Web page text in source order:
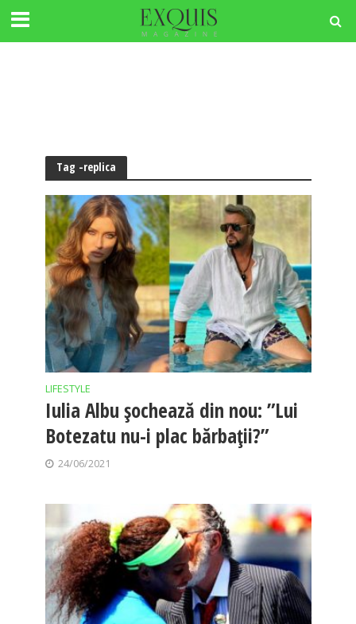
Tag -replica
LIFESTYLE
Iulia Albu șochează din nou: ”Lui
Botezatu nu-i plac bărbații?”
24/06/2021